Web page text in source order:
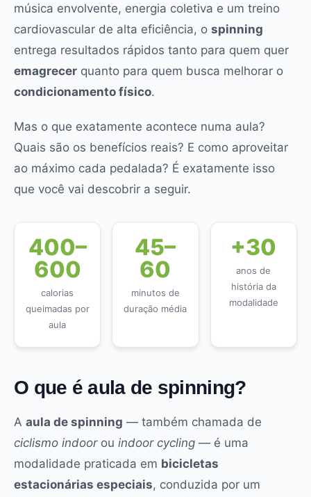
música envolvente, energia coletiva e um treino
cardiovascular de alta eficiência, o spinning
entrega resultados rápidos tanto para quem quer
emagrecer quanto para quem busca melhorar o
condicionamento físico.
Mas o que exatamente acontece numa aula?
Quais são os benefícios reais? E como aproveitar
ao máximo cada pedalada? É exatamente isso
que você vai descobrir a seguir.
400–
600
calorias
queimadas por
aula
45–
60
minutos de
duração média
+30
anos de
história da
modalidade
O que é aula de spinning?
A aula de spinning — também chamada de
ciclismo indoorou indoor cycling — é uma
modalidade praticada em bicicletas
estacionárias especiais, conduzida por um